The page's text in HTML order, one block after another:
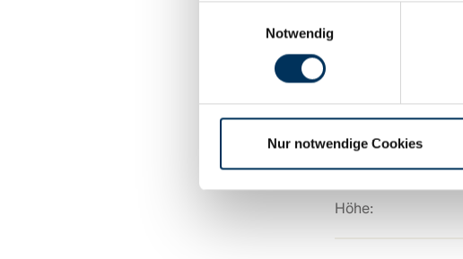
Notwendig
Nur notwendige Cookies
Breite:
Höhe: